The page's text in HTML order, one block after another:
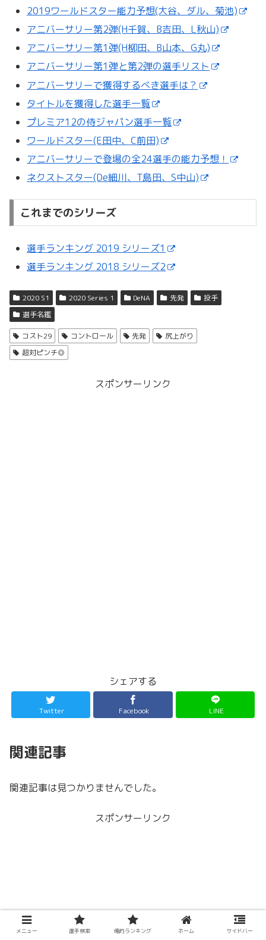
2019ワールドスター能力予想(大谷、ダル、菊池)
アニバーサリー第2弾(H千賀、B吉田、L秋山)
アニバーサリー第1弾(H柳田、B山本、G丸)
アニバーサリー第1弾と第2弾の選手リスト
アニバーサリーで獲得するべき選手は？
タイトルを獲得した選手一覧
プレミア12の侍ジャパン選手一覧
ワールドスター(E田中、C前田)
アニバーサリーで登場の全24選手の能力予想！
ネクストスター(De細川、T島田、S中山)
これまでのシリーズ
選手ランキング 2019 シリーズ1
選手ランキング 2018 シリーズ2
2020 S1 2020 Series 1 DeNA 先発
投手
選手名鑑
コスト29 コントロール 先発
尻上がり
超対ピンチ◎
スポンサーリンク
シェアする
Twitter Facebook LINE
関連記事
関連記事は見つかりませんでした。
スポンサーリンク
メニュー 選手検索 俺的ランキング ホーム サイドバー